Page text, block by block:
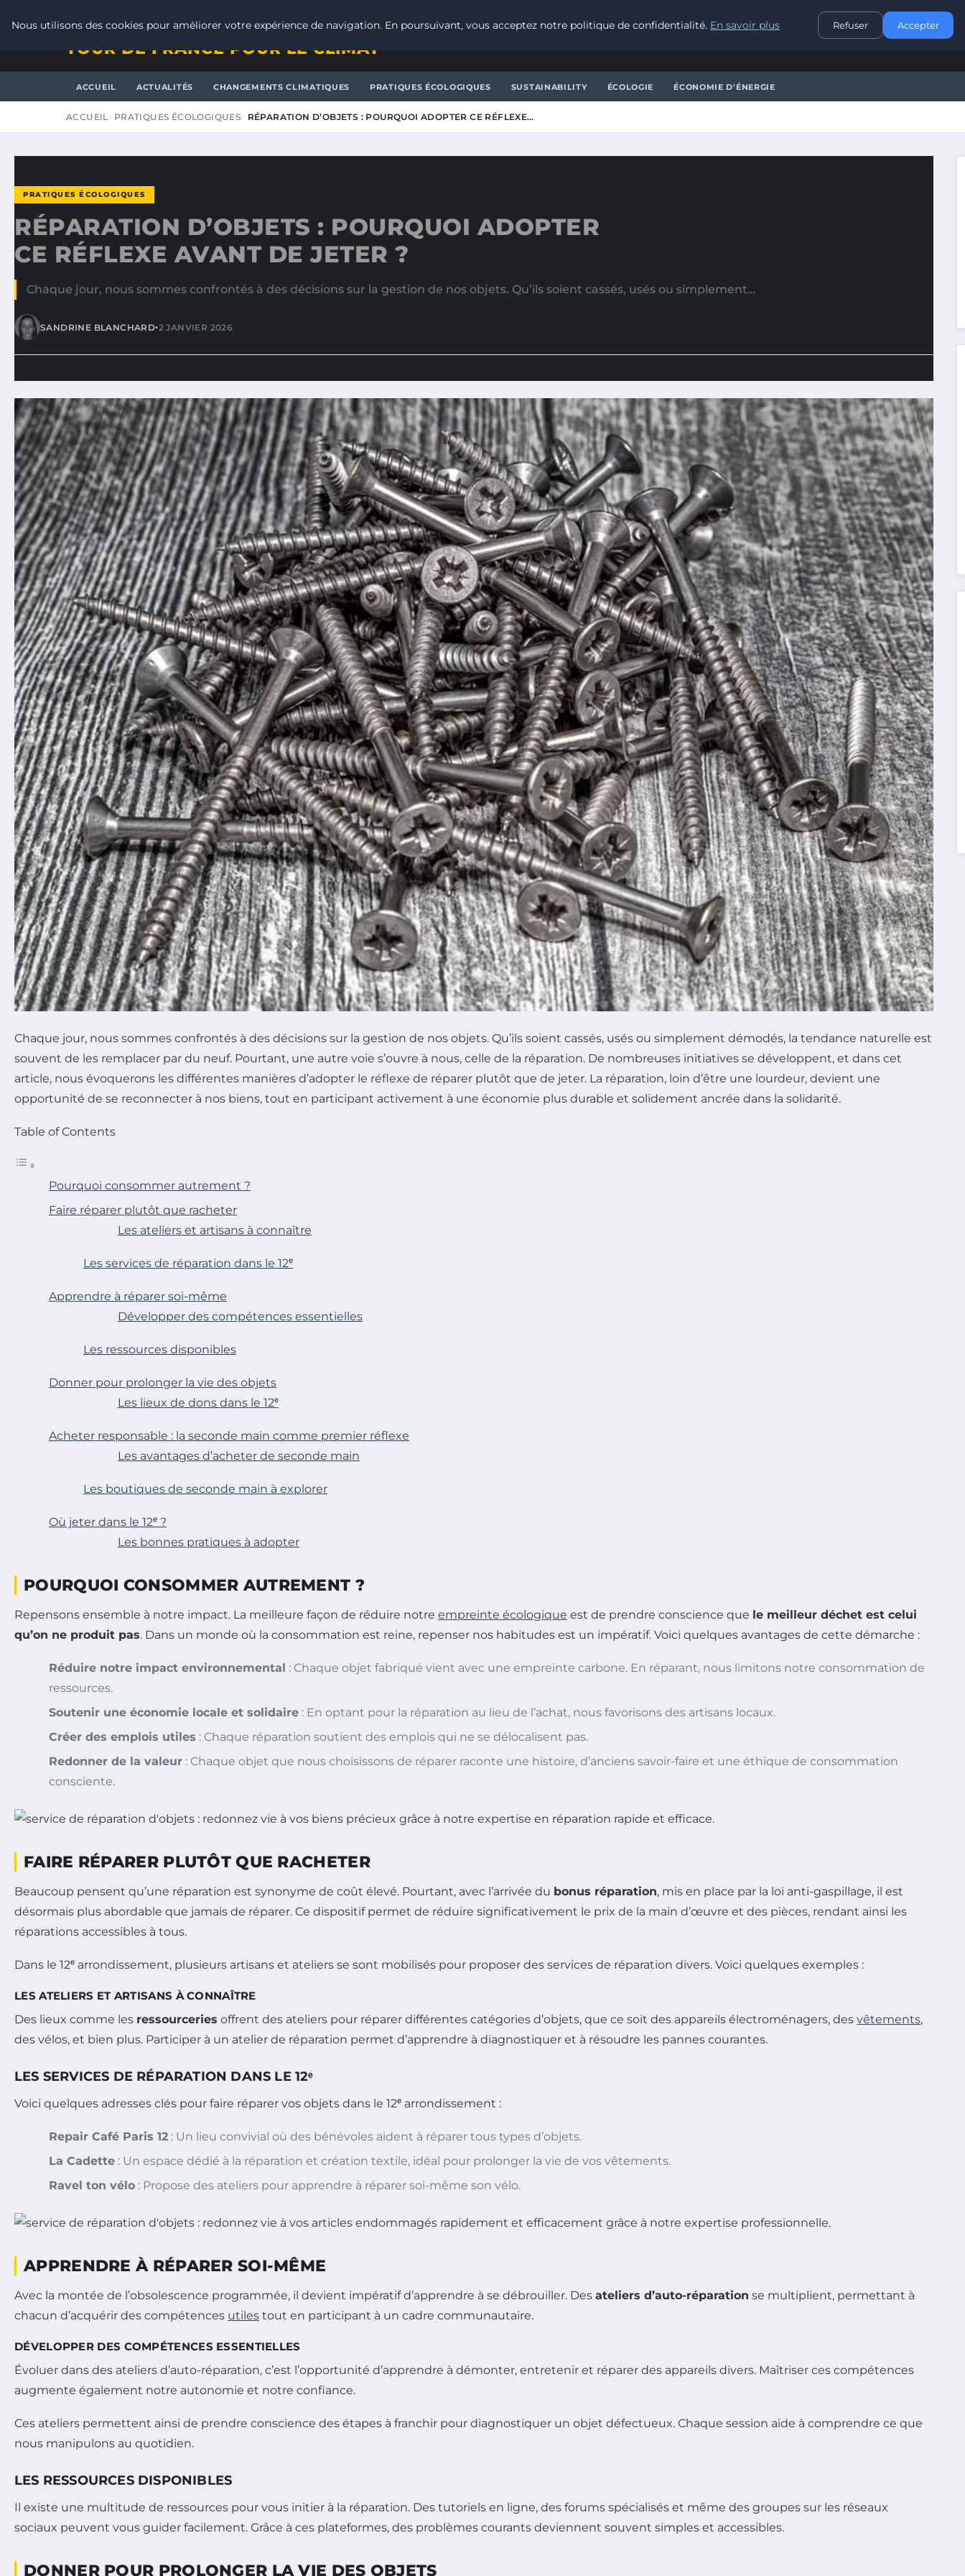
CONTACT
TOUR DE FRANCE POUR LE CLIMAT
ACCUEIL ACTUALITÉS CHANGEMENTS CLIMATIQUES PRATIQUES ÉCOLOGIQUES SUSTAINABILITY ÉCOLOGIE ÉCONOMIE D'ÉNERGIE
ACCUEIL PRATIQUES ÉCOLOGIQUES RÉPARATION D’OBJETS : POURQUOI ADOPTER CE RÉFLEXE…
PRATIQUES ÉCOLOGIQUES
RÉPARATION D’OBJETS : POURQUOI ADOPTER
CE RÉFLEXE AVANT DE JETER ?
Chaque jour, nous sommes confrontés à des décisions sur la gestion de nos objets. Qu’ils soient cassés, usés ou simplement…
SANDRINE BLANCHARD•2 JANVIER 2026
Chaque jour, nous sommes confrontés à des décisions sur la gestion de nos objets. Qu’ils soient cassés, usés ou simplement démodés, la tendance naturelle est
souvent de les remplacer par du neuf. Pourtant, une autre voie s’ouvre à nous, celle de la réparation. De nombreuses initiatives se développent, et dans cet
article, nous évoquerons les différentes manières d’adopter le réflexe de réparer plutôt que de jeter. La réparation, loin d’être une lourdeur, devient une
opportunité de se reconnecter à nos biens, tout en participant activement à une économie plus durable et solidement ancrée dans la solidarité.
Table of Contents
Pourquoi consommer autrement ?
Faire réparer plutôt que racheter
Les ateliers et artisans à connaître
Les services de réparation dans le 12ᵉ
Apprendre à réparer soi-même
Développer des compétences essentielles
Les ressources disponibles
Donner pour prolonger la vie des objets
Les lieux de dons dans le 12ᵉ
Acheter responsable : la seconde main comme premier réflexe
Les avantages d’acheter de seconde main
Les boutiques de seconde main à explorer
Où jeter dans le 12ᵉ ?
Les bonnes pratiques à adopter
POURQUOI CONSOMMER AUTREMENT ?
Repensons ensemble à notre impact. La meilleure façon de réduire notre empreinte écologique est de prendre conscience que le meilleur déchet est celui
qu’on ne produit pas. Dans un monde où la consommation est reine, repenser nos habitudes est un impératif. Voici quelques avantages de cette démarche :
Réduire notre impact environnemental : Chaque objet fabriqué vient avec une empreinte carbone. En réparant, nous limitons notre consommation de
ressources.
Soutenir une économie locale et solidaire : En optant pour la réparation au lieu de l’achat, nous favorisons des artisans locaux.
Créer des emplois utiles : Chaque réparation soutient des emplois qui ne se délocalisent pas.
Redonner de la valeur : Chaque objet que nous choisissons de réparer raconte une histoire, d’anciens savoir-faire et une éthique de consommation
consciente.
FAIRE RÉPARER PLUTÔT QUE RACHETER
Beaucoup pensent qu’une réparation est synonyme de coût élevé. Pourtant, avec l’arrivée du bonus réparation, mis en place par la loi anti-gaspillage, il est
désormais plus abordable que jamais de réparer. Ce dispositif permet de réduire significativement le prix de la main d’œuvre et des pièces, rendant ainsi les
réparations accessibles à tous.
Dans le 12ᵉ arrondissement, plusieurs artisans et ateliers se sont mobilisés pour proposer des services de réparation divers. Voici quelques exemples :
LES ATELIERS ET ARTISANS À CONNAÎTRE
Des lieux comme les ressourceries offrent des ateliers pour réparer différentes catégories d’objets, que ce soit des appareils électroménagers, des vêtements,
des vélos, et bien plus. Participer à un atelier de réparation permet d’apprendre à diagnostiquer et à résoudre les pannes courantes.
LES SERVICES DE RÉPARATION DANS LE 12ᵉ
Voici quelques adresses clés pour faire réparer vos objets dans le 12ᵉ arrondissement :
Repair Café Paris 12 : Un lieu convivial où des bénévoles aident à réparer tous types d’objets.
La Cadette : Un espace dédié à la réparation et création textile, idéal pour prolonger la vie de vos vêtements.
Ravel ton vélo : Propose des ateliers pour apprendre à réparer soi-même son vélo.
APPRENDRE À RÉPARER SOI-MÊME
Avec la montée de l’obsolescence programmée, il devient impératif d’apprendre à se débrouiller. Des ateliers d’auto-réparation se multiplient, permettant à
chacun d’acquérir des compétences utiles tout en participant à un cadre communautaire.
DÉVELOPPER DES COMPÉTENCES ESSENTIELLES
Évoluer dans des ateliers d’auto-réparation, c’est l’opportunité d’apprendre à démonter, entretenir et réparer des appareils divers. Maîtriser ces compétences
augmente également notre autonomie et notre confiance.
Ces ateliers permettent ainsi de prendre conscience des étapes à franchir pour diagnostiquer un objet défectueux. Chaque session aide à comprendre ce que
nous manipulons au quotidien.
LES RESSOURCES DISPONIBLES
Il existe une multitude de ressources pour vous initier à la réparation. Des tutoriels en ligne, des forums spécialisés et même des groupes sur les réseaux
sociaux peuvent vous guider facilement. Grâce à ces plateformes, des problèmes courants deviennent souvent simples et accessibles.
DONNER POUR PROLONGER LA VIE DES OBJETS
Nous utilisons des cookies pour améliorer votre expérience de navigation. En poursuivant, vous acceptez notre politique de confidentialité. En savoir plus Refuser Accepter